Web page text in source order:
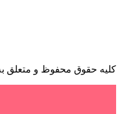
کلیه حقوق محفوظ و متعلق